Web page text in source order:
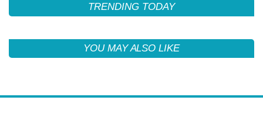
TRENDING TODAY
YOU MAY ALSO LIKE